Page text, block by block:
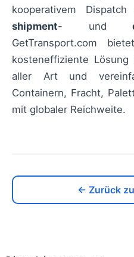
kooperativem
shipment- und
GetTransport.com
kosteneffiziente
aller Art und
Containern, Fracht,
mit globaler Reichweite.
← Zurück